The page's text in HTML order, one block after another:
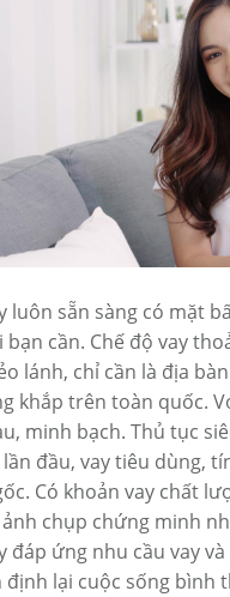
luôn sẵn sàng có mặt
cần. Chế độ vay
lánh, chỉ cần là địa
khắp trên toàn quốc.
minh bạch. Thủ tục
lần đầu, vay tiêu dùng,
Có khoản vay chất
chụp chứng minh
đáp ứng nhu cầu vay
định lại cuộc sống bình